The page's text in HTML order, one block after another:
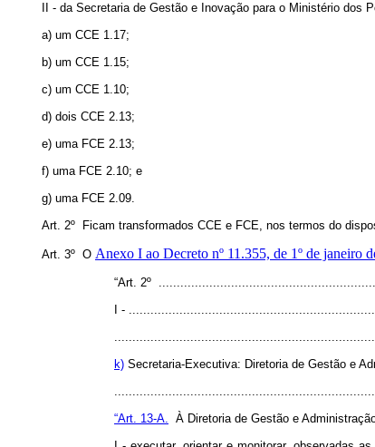
II - da Secretaria de Gestão e Inovação para o Ministério dos
a) um CCE 1.17;
b) um CCE 1.15;
c) um CCE 1.10;
d) dois CCE 2.13;
e) uma FCE 2.13;
f) uma FCE 2.10; e
g) uma FCE 2.09.
Art. 2º Ficam transformados CCE e FCE, nos termos do
Art. 3º O Anexo I ao Decreto nº 11.355, de 1º de janeiro
“Art. 2º
I -
k) Secretaria-Executiva: Diretoria de Gestão e
“Art. 13-A. À Diretoria de Gestão e